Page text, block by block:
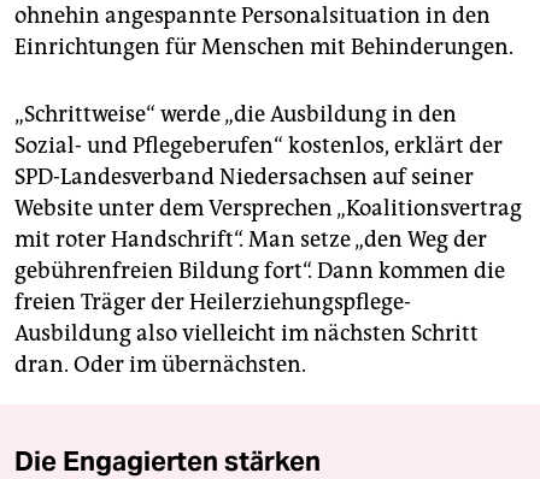
ohnehin angespannte Personalsituation in den
Einrichtungen für Menschen mit Behinderungen.
„Schrittweise“ werde „die Ausbildung in den
Sozial- und Pflegeberufen“ kostenlos, erklärt der
SPD-Landesverband Niedersachsen auf seiner
Website unter dem Versprechen „Koalitionsvertrag
mit roter Handschrift“. Man setze „den Weg der
gebührenfreien Bildung fort“. Dann kommen die
freien Träger der Heilerziehungspflege-
Ausbildung also vielleicht im nächsten Schritt
dran. Oder im übernächsten.
Die Engagierten stärken